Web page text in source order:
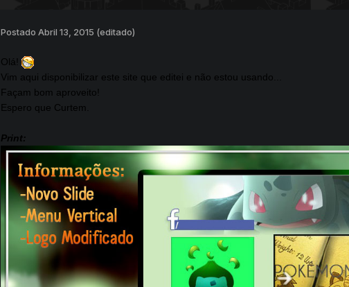
Postado Abril 13, 2015 (editado)
Olá!
Vim aqui disponibilizar este site que editei e não estou usando...
Façam bom aproveito!
Espero que Curtem.
Print: